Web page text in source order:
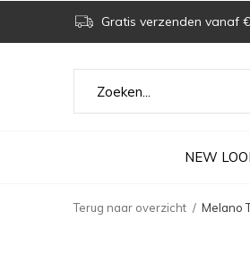
NEW
Gratis verzenden vanaf
Terug naar overzicht Melano